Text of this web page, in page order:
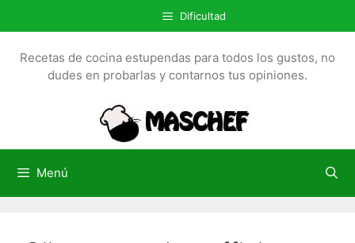
a
l
Dificultad
Recetas de cocina estupendas para todos los gustos, no
dudes en probarlas y contarnos tus opiniones.
Menú